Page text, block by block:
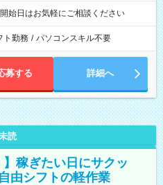
始日はお気軽にご相談ください
ト勤務 / パソコンスキル不要
募する 詳細へ
読
】稼ぎたい日にサクッ
由シフトの軽作業